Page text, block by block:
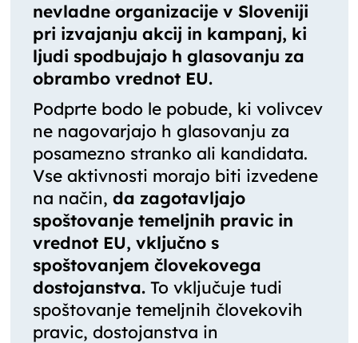
nevladne organizacije v Sloveniji
pri izvajanju akcij in kampanj, ki
ljudi spodbujajo h glasovanju za
obrambo vrednot EU.
Podprte bodo le pobude, ki volivcev
ne nagovarjajo h glasovanju za
posamezno stranko ali kandidata.
Vse aktivnosti morajo biti izvedene
na način, da zagotavljajo
spoštovanje temeljnih pravic in
vrednot EU, vključno s
spoštovanjem človekovega
dostojanstva. To vključuje tudi
spoštovanje temeljnih človekovih
pravic, dostojanstva in